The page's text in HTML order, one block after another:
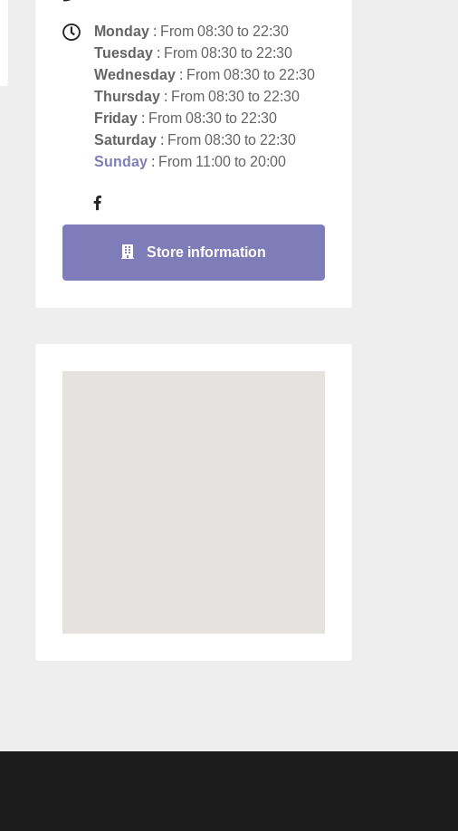
Monday : From 08:30 to 22:30
Tuesday : From 08:30 to 22:30
Wednesday : From 08:30 to 22:30
Thursday : From 08:30 to 22:30
Friday : From 08:30 to 22:30
Saturday : From 08:30 to 22:30
Sunday : From 11:00 to 20:00
Store information